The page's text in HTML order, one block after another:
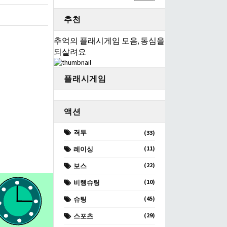
추천
추억의 플래시게임 모음, 동심을
되살려요
플래시게임
액션
격투 (33)
레이싱 (11)
보스 (22)
비행슈팅 (10)
슈팅 (45)
스포츠 (29)